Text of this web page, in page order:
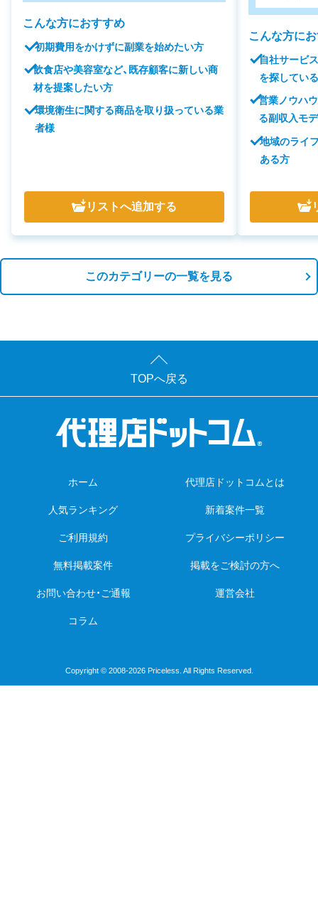
こんな方におすすめ
初期費用をかけずに副業を始めたい方
飲食店や美容室など、既存顧客に新しい商
材を提案したい方
環境衛生に関する商品を取り扱っている業
者様
リストへ追加する
こんな方に
自社サービ
を探してい
営業ノウハ
る副収入モ
地域のライ
ある方
このカテゴリーの一覧を見る
TOPへ戻る
ホーム 代理店ドットコムとは
人気ランキング 新着案件一覧
ご利用規約 プライバシーポリシー
無料掲載案件 掲載をご検討の方へ
お問い合わせ・ご通報 運営会社
コラム
Copyright © 2008-2026 Priceless. All Rights Reserved.